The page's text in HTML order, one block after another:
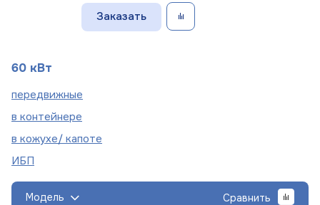
Заказать
60 кВт
передвижные
в контейнере
в кожухе/ капоте
ИБП
Модель Сравнить